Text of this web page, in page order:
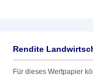
Rendite
Für dieses Wertpapier